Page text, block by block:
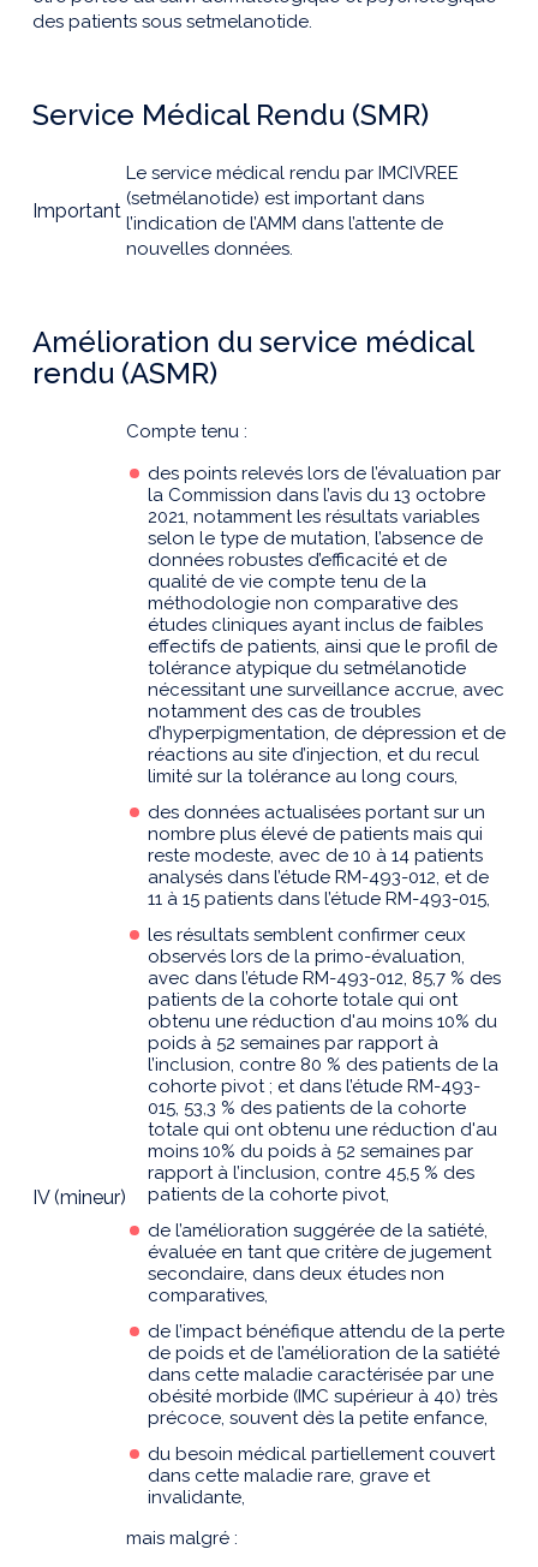
des patients sous setmelanotide.
Service Médical Rendu (SMR)
Important
Le service médical rendu par IMCIVREE
(setmélanotide) est important dans
l’indication de l’AMM dans l’attente de
nouvelles données.
Amélioration du service médical
rendu (ASMR)
IV (mineur)
Compte tenu :
des points relevés lors de l’évaluation par
la Commission dans l’avis du 13 octobre
2021, notamment les résultats variables
selon le type de mutation, l’absence de
données robustes d’efficacité et de
qualité de vie compte tenu de la
méthodologie non comparative des
études cliniques ayant inclus de faibles
effectifs de patients, ainsi que le profil de
tolérance atypique du setmélanotide
nécessitant une surveillance accrue, avec
notamment des cas de troubles
d’hyperpigmentation, de dépression et de
réactions au site d’injection, et du recul
limité sur la tolérance au long cours,
des données actualisées portant sur un
nombre plus élevé de patients mais qui
reste modeste, avec de 10 à 14 patients
analysés dans l’étude RM-493-012, et de
11 à 15 patients dans l’étude RM-493-015,
les résultats semblent confirmer ceux
observés lors de la primo-évaluation,
avec dans l’étude RM-493-012, 85,7 % des
patients de la cohorte totale qui ont
obtenu une réduction d'au moins 10% du
poids à 52 semaines par rapport à
l’inclusion, contre 80 % des patients de la
cohorte pivot ; et dans l’étude RM-493-
015, 53,3 % des patients de la cohorte
totale qui ont obtenu une réduction d'au
moins 10% du poids à 52 semaines par
rapport à l’inclusion, contre 45,5 % des
patients de la cohorte pivot,
de l’amélioration suggérée de la satiété,
évaluée en tant que critère de jugement
secondaire, dans deux études non
comparatives,
de l’impact bénéfique attendu de la perte
de poids et de l’amélioration de la satiété
dans cette maladie caractérisée par une
obésité morbide (IMC supérieur à 40) très
précoce, souvent dès la petite enfance,
du besoin médical partiellement couvert
dans cette maladie rare, grave et
invalidante,
mais malgré :